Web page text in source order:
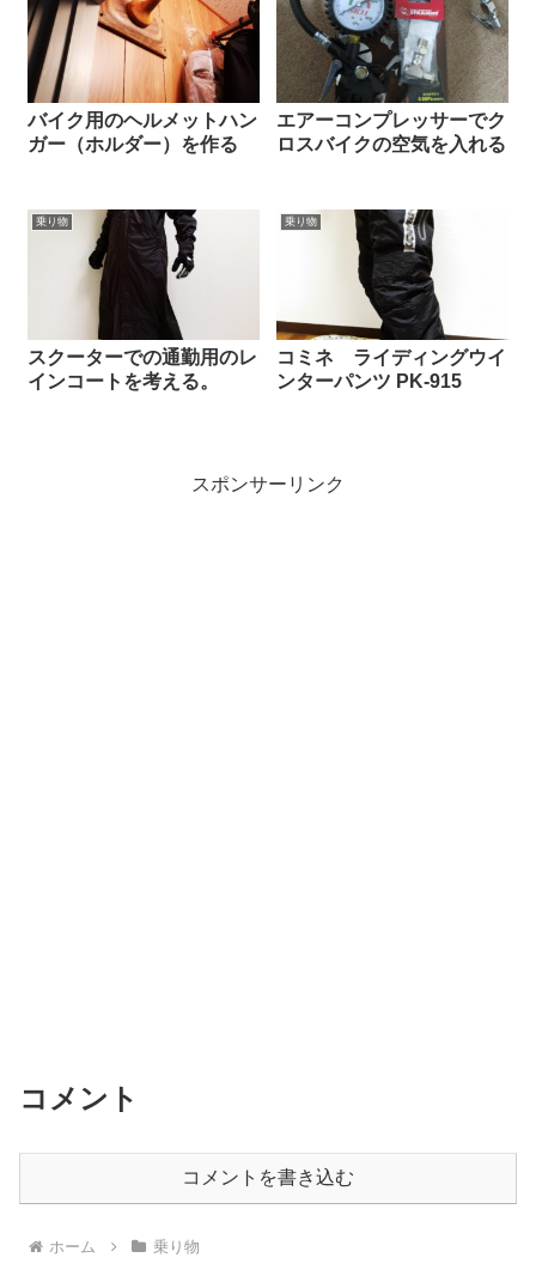
バイク用のヘルメットハン
ガー（ホルダー）を作る
エアーコンプレッサーでク
ロスバイクの空気を入れる
乗り物
スクーターでの通勤用のレ
インコートを考える。
乗り物
コミネ ライディングウイ
ンターパンツ PK-915
スポンサーリンク
コメント
コメントを書き込む
ホーム 乗り物